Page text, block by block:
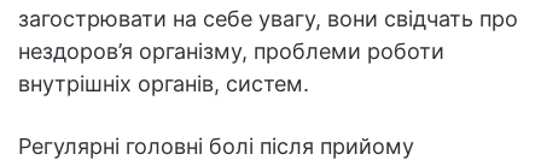
загострювати на себе увагу, вони свідчать про
нездоров’я організму, проблеми роботи
внутрішніх органів, систем.
Регулярні головні болі після прийому